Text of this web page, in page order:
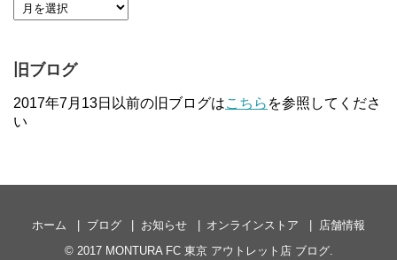
旧ブログ
2017年7月13日以前の旧ブログはこちら を参照してくださ
い
ホーム ブログ お知らせ オンラインストア
店舗情報
© 2017 MONTURA FC 東京 アウトレット店 ブログ.